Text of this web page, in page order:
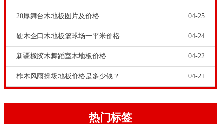
下，不仅要考虑到体育文化木地板的技术专业品质和价
钱，还需要考虑到体育文化木地板的铺设和售后水准。
怎样确保体育文化木地板的取得成功铺设，前提条件便
是挑选一家技术专业的健身运动木地板生产厂家，在明
确购买其商品的情况下，详尽资询体育文化木地板的专
实木运动地板应有基面板,基面板使用大芯板。地板铺装
20厚舞台木地板图片及价格 04-25
硬木企口木地板篮球场一平米价格 04-24
新疆橡胶木舞蹈室木地板价格 04-22
柞木风雨操场地板价格是多少钱？ 04-21
热门标签